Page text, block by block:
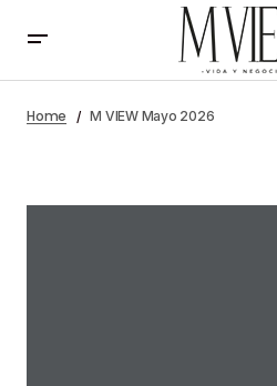
Home M VIEW Mayo 2026